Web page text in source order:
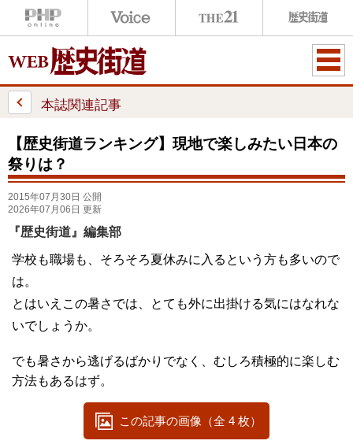
ME
本誌関連記事
【歴史街道ランキング】現地で楽しみたい日本の
祭りは？
2015年07月30日 公開
2026年07月06日 更新
『歴史街道』編集部
学校も職場も、そろそろ夏休みに入るという方も多いので
は。
とはいえこの暑さでは、とても外に出掛ける気にはなれな
いでしょうか。
でも暑さから逃げるばかりでなく、むしろ積極的に楽しむ
方法もあるはず。
この記事の画像（全 4 枚）